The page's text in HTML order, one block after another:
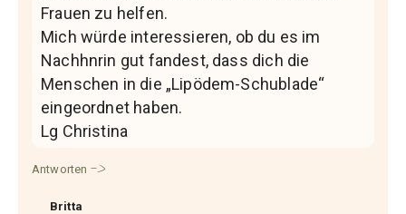
Frauen zu helfen.
Mich würde interessieren, ob du es im
Nachhnrin gut fandest, dass dich die
Menschen in die „Lipödem-Schublade“
eingeordnet haben.
Lg Christina
Antworten
Britta